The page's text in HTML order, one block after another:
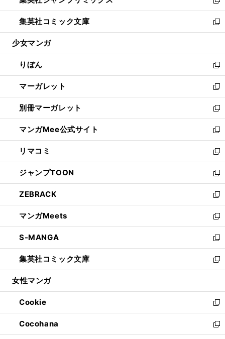
開
く
ウ
で
開
ン
ド
ウ
開
く
ウ
ィ
ン
ウ
で
開
く
新
し
い
ウ
ン
ド
ウ
で
開
く
集英社コミック文庫
新
し
ウ
ィ
ン
ド
ウ
で
開
く
少女マンガ
りぼん
新
し
い
ウ
ィ
ン
ド
ウ
で
開
く
マーガレット
新
し
い
ウ
ィ
ン
ド
ウ
で
開
く
別冊マーガレット
新
し
い
ウ
ィ
ン
ド
ウ
で
開
く
マンガMee公式サイト
新
し
い
ウ
ィ
ン
ド
ウ
で
開
く
リマコミ
新
し
い
ウ
ィ
ン
ド
ウ
で
開
く
ジャンプTOON
新
し
い
ウ
ィ
ン
ド
ウ
で
開
ZEBRACK
新
し
い
ウ
ィ
ン
ド
ウ
開
く
マンガMeets
新
し
い
ウ
ィ
ン
ウ
で
開
く
S-MANGA
新
し
い
ウ
ン
ド
ウ
で
開
集英社コミック文庫
新
し
ウ
ィ
ン
ド
ウ
女性マンガ
Cookie
新
し
い
ウ
Cocohana
新
し